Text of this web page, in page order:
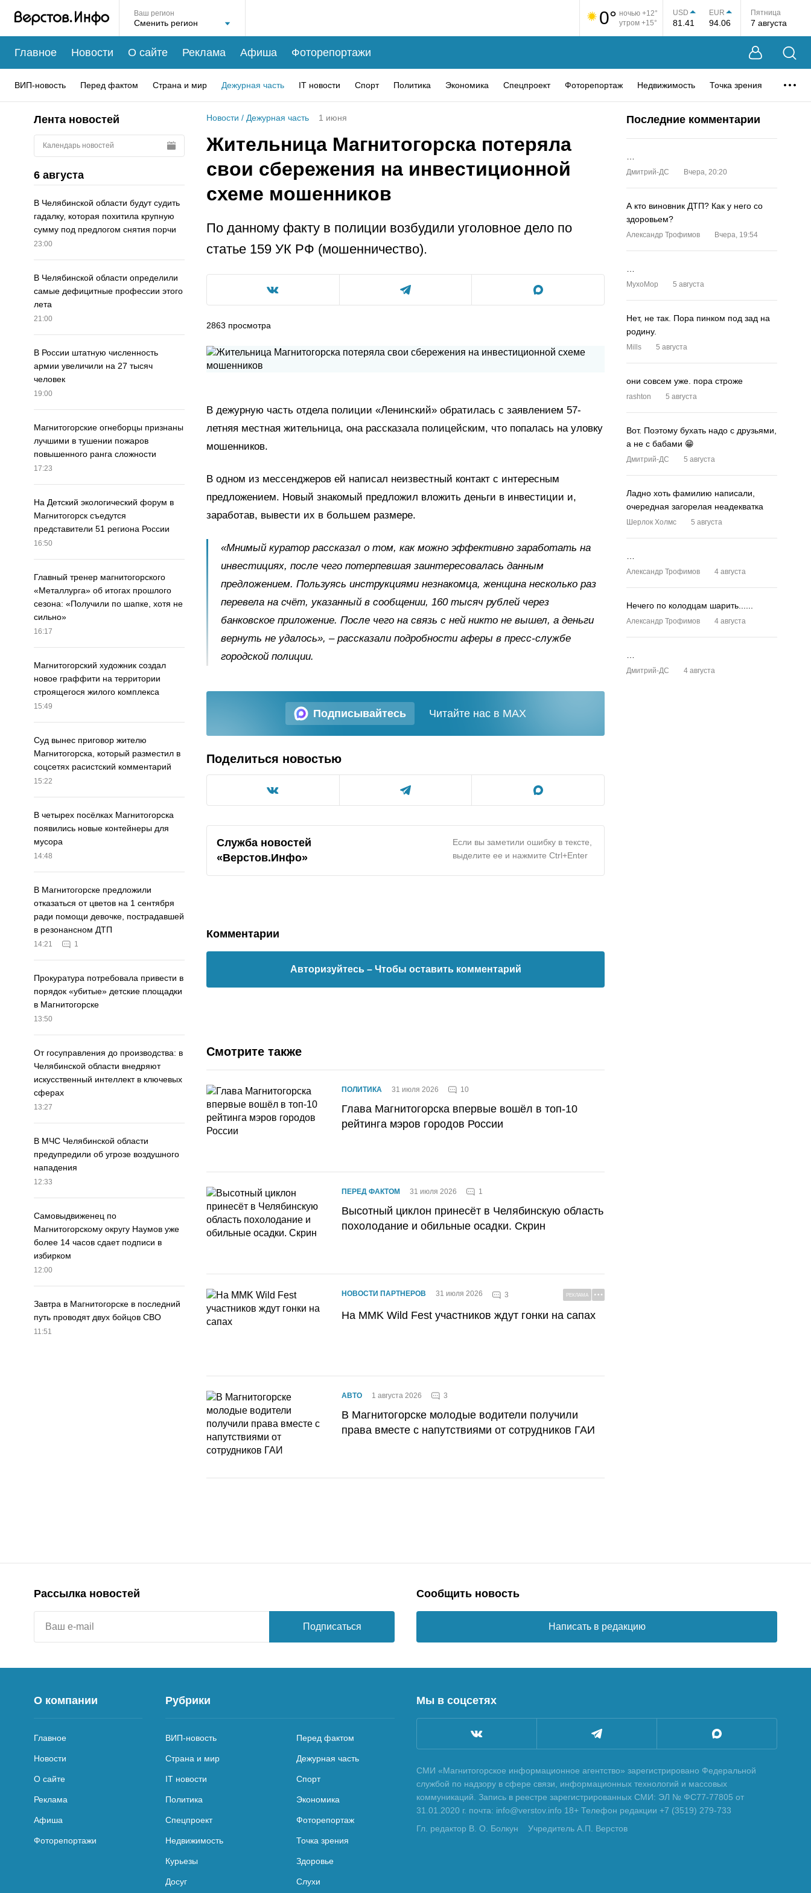
Ваш регион 0° ночью +12°
утром +15°
USD
81.41
EUR
94.06
Пятница
7 августа
Главное Новости О сайте Реклама Афиша Фоторепортажи
ВИП-новость Перед фактом Страна и мир Дежурная часть IT новости Спорт Политика Экономика Спецпроект Фоторепортаж Недвижимость Точка зрения
Лента новостей
Календарь новостей
6 августа
В Челябинской области будут судить
гадалку, которая похитила крупную
сумму под предлогом снятия порчи
23:00
В Челябинской области определили
самые дефицитные профессии этого
лета
21:00
В России штатную численность
армии увеличили на 27 тысяч
человек
19:00
Магнитогорские огнеборцы признаны
лучшими в тушении пожаров
повышенного ранга сложности
17:23
На Детский экологический форум в
Магнитогорск съедутся
представители 51 региона России
16:50
Главный тренер магнитогорского
«Металлурга» об итогах прошлого
сезона: «Получили по шапке, хотя не
сильно»
16:17
Магнитогорский художник создал
новое граффити на территории
строящегося жилого комплекса
15:49
Суд вынес приговор жителю
Магнитогорска, который разместил в
соцсетях расистский комментарий
15:22
В четырех посёлках Магнитогорска
появились новые контейнеры для
мусора
14:48
В Магнитогорске предложили
отказаться от цветов на 1 сентября
ради помощи девочке, пострадавшей
в резонансном ДТП
14:21 1
Прокуратура потребовала привести в
порядок «убитые» детские площадки
в Магнитогорске
13:50
От госуправления до производства: в
Челябинской области внедряют
искусственный интеллект в ключевых
сферах
13:27
В МЧС Челябинской области
предупредили об угрозе воздушного
нападения
12:33
Самовыдвиженец по
Магнитогорскому округу Наумов уже
более 14 часов сдает подписи в
избирком
12:00
Завтра в Магнитогорске в последний
путь проводят двух бойцов СВО
11:51
Новости / Дежурная часть 1 июня
Жительница Магнитогорска потеряла
свои сбережения на инвестиционной
схеме мошенников
По данному факту в полиции возбудили уголовное дело по
статье 159 УК РФ (мошенничество).
2863 просмотра
В дежурную часть отдела полиции «Ленинский» обратилась с заявлением 57-
летняя местная жительница, она рассказала полицейским, что попалась на уловку
мошенников.
В одном из мессенджеров ей написал неизвестный контакт с интересным
предложением. Новый знакомый предложил вложить деньги в инвестиции и,
заработав, вывести их в большем размере.
«Мнимый куратор рассказал о том, как можно эффективно заработать на
инвестициях, после чего потерпевшая заинтересовалась данным
предложением. Пользуясь инструкциями незнакомца, женщина несколько раз
перевела на счёт, указанный в сообщении, 160 тысяч рублей через
банковское приложение. После чего на связь с ней никто не вышел, а деньги
вернуть не удалось», – рассказали подробности аферы в пресс-службе
городской полиции.
Подписывайтесь Читайте нас в MAX
Поделиться новостью
Служба новостей
«Верстов.Инфо»
Если вы заметили ошибку в тексте,
выделите ее и нажмите Ctrl+Enter
Комментарии
Авторизуйтесь – Чтобы оставить комментарий
Смотрите также
ПОЛИТИКА 31 июля 2026 10
Глава Магнитогорска впервые вошёл в топ-10
рейтинга мэров городов России
ПЕРЕД ФАКТОМ 31 июля 2026 1
Высотный циклон принесёт в Челябинскую область
похолодание и обильные осадки. Скрин
НОВОСТИ ПАРТНЕРОВ 31 июля 2026 3 РЕКЛАМА
На MMK Wild Fest участников ждут гонки на сапах
АВТО 1 августа 2026 3
В Магнитогорске молодые водители получили
права вместе с напутствиями от сотрудников ГАИ
Последние комментарии
Дмитрий-ДС Вчера, 20:20
А кто виновник ДТП? Как у него со
здоровьем?
Александр Трофимов Вчера, 19:54
MyxoMop 5 августа
Нет, не так. Пора пинком под зад на
родину.
Mills 5 августа
они совсем уже. пора строже
rashton 5 августа
Вот. Поэтому бухать надо с друзьями,
а не с бабами 😁
Дмитрий-ДС 5 августа
Ладно хоть фамилию написали,
очередная загорелая неадекватка
Шерлок Холмс 5 августа
Александр Трофимов 4 августа
Нечего по колодцам шарить......
Александр Трофимов 4 августа
Дмитрий-ДС 4 августа
Рассылка новостей
Подписаться
Сообщить новость
Написать в редакцию
О компании
Главное
Новости
О сайте
Реклама
Афиша
Фоторепортажи
Рубрики
ВИП-новость Перед фактом
Страна и мир Дежурная часть
IT новости Спорт
Политика Экономика
Спецпроект Фоторепортаж
Недвижимость Точка зрения
Курьезы Здоровье
Досуг Слухи
Мы в соцсетях
СМИ «Магнитогорское информационное агентство» зарегистрировано Федеральной
службой по надзору в сфере связи, информационных технологий и массовых
коммуникаций. Запись в реестре зарегистрированных СМИ: ЭЛ № ФС77-77805 от
31.01.2020 г. почта: info@verstov.info 18+ Телефон редакции +7 (3519) 279-733
Гл. редактор В. О. Болкун
Учредитель А.П. Верстов